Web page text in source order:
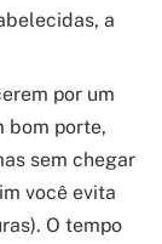
a
por um
bom porte,
sem chegar
você evita
O tempo